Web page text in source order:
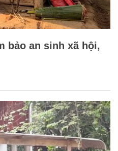
bảo an sinh xã hội,